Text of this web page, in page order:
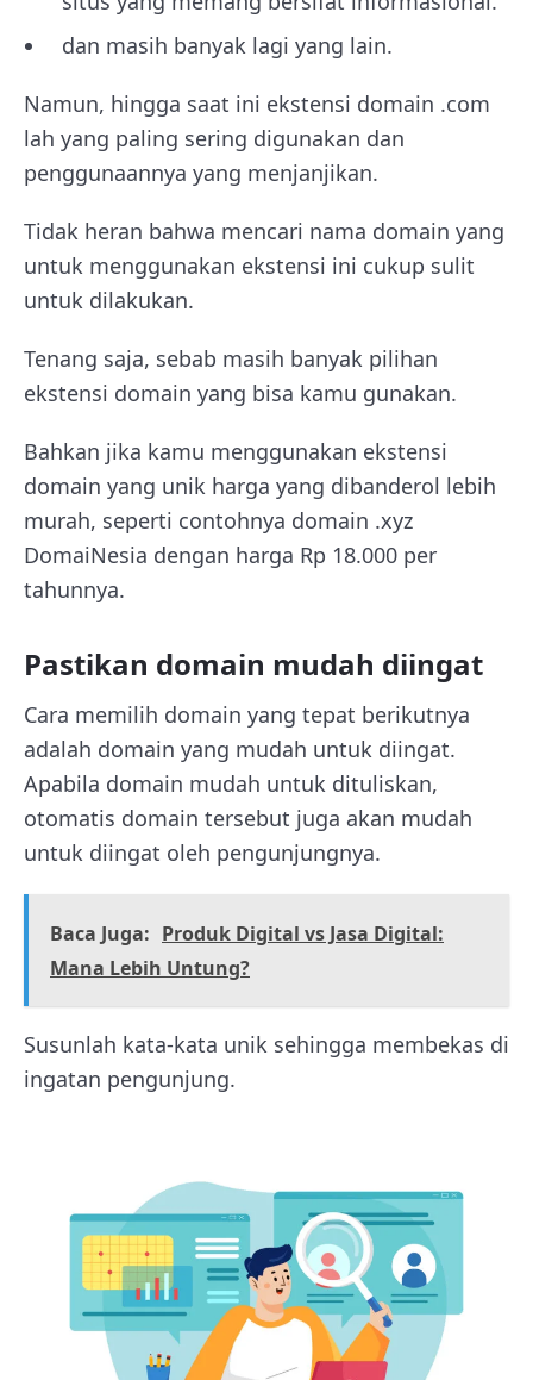
dan masih banyak lagi yang lain.
Namun, hingga saat ini ekstensi domain .com
lah yang paling sering digunakan dan
penggunaannya yang menjanjikan.
Tidak heran bahwa mencari nama domain yang
untuk menggunakan ekstensi ini cukup sulit
untuk dilakukan.
Tenang saja, sebab masih banyak pilihan
ekstensi domain yang bisa kamu gunakan.
Bahkan jika kamu menggunakan ekstensi
domain yang unik harga yang dibanderol lebih
murah, seperti contohnya domain .xyz
DomaiNesia dengan harga Rp 18.000 per
tahunnya.
Pastikan domain mudah diingat
Cara memilih domain yang tepat berikutnya
adalah domain yang mudah untuk diingat.
Apabila domain mudah untuk dituliskan,
otomatis domain tersebut juga akan mudah
untuk diingat oleh pengunjungnya.
Baca Juga: Produk Digital vs Jasa Digital:
Mana Lebih Untung?
Susunlah kata-kata unik sehingga membekas di
ingatan pengunjung.